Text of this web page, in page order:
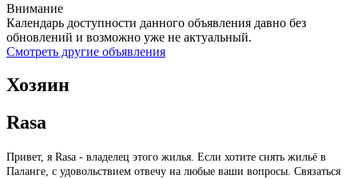
Внимание
Календарь доступности данного объявления давно без
обновлений и возможно уже не актуальный.
Смотреть другие объявления
Хозяин
Rasa
Привет, я Rasa - владелец этого жилья. Если хотите снять жильё в
Паланге, с удовольствием отвечу на любые ваши вопросы. Связаться